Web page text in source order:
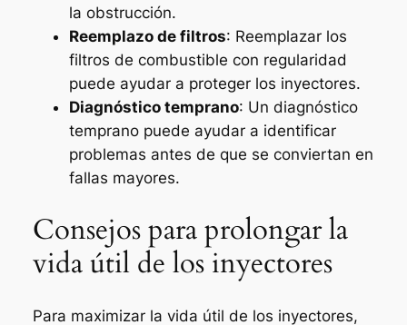
la obstrucción.
Reemplazo de filtros: Reemplazar los
filtros de combustible con regularidad
puede ayudar a proteger los inyectores.
Diagnóstico temprano: Un diagnóstico
temprano puede ayudar a identificar
problemas antes de que se conviertan en
fallas mayores.
Consejos para prolongar la
vida útil de los inyectores
Para maximizar la vida útil de los inyectores,